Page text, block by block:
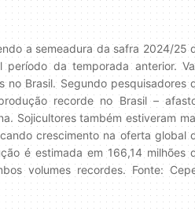
a semeadura da safra 2024/25
da temporada anterior.
no Brasil. Segundo pesquisadores
recorde no Brasil –
Sojicultores também estiveram
crescimento na oferta global
é estimada em 166,14 milhões
volumes recordes. Fonte: